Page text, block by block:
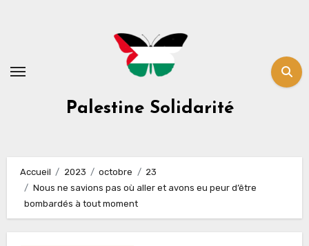
Palestine Solidarité
Accueil 2023 octobre
23
Nous ne savions pas où aller et avons eu peur d’être
bombardés à tout moment